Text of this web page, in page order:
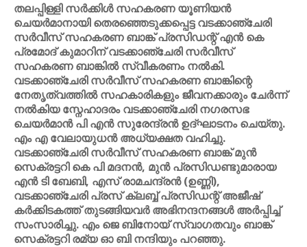
തലപ്പിള്ളി സർക്കിൾ സഹകരണ യൂണിയൻ
ചെയർമാനായി തെരഞ്ഞെടുക്കപ്പെട്ട വടക്കാഞ്ചേരി
സർവീസ് സഹകരണ ബാങ്ക് പ്രസിഡന്റ് എൻ കെ
പ്രമോദ് കുമാറിന് വടക്കാഞ്ചേരി സർവീസ്
സഹകരണ ബാങ്കിൽ സ്വീകരണം നൽകി.
വടക്കാഞ്ചേരി സർവീസ് സഹകരണ ബാങ്കിന്റെ
നേതൃത്വത്തിൽ സഹകാരികളും ജീവനക്കാരും ചേർന്ന്
നൽകിയ സ്നേഹാദരം വടക്കാഞ്ചേരി നഗരസഭ
ചെയർമാൻ പി എൻ സുരേന്ദ്രൻ ഉദ്ഘാടനം ചെയ്തു.
എം എ വേലായുധൻ അധ്യക്ഷത വഹിച്ചു.
വടക്കാഞ്ചേരി സർവീസ് സഹകരണ ബാങ്ക് മുൻ
സെക്രട്ടറി കെ പി മദനൻ, മുൻ പ്രസിഡണ്ടുമാരായ
എൻ ടി ബേബി, എസ് രാമചന്ദ്രൻ (ഉണ്ണി),
വടക്കാഞ്ചേരി പ്രസ് ക്ലബ്ബ് പ്രസിഡന്റ് അജീഷ്
കർക്കിടകത്ത് തുടങ്ങിയവർ അഭിനന്ദനങ്ങൾ അർപ്പിച്ച്
സംസാരിച്ചു. എം ജെ ബിനോയ് സ്വാഗതവും ബാങ്ക്
സെക്രട്ടറി രമ്യ ഓ ബി നന്ദിയും പറഞ്ഞു.